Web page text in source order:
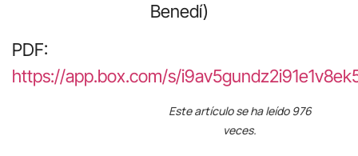
Benedí)
PDF:
https://app.box.com/s/
Este artículo se ha leído 976
veces.